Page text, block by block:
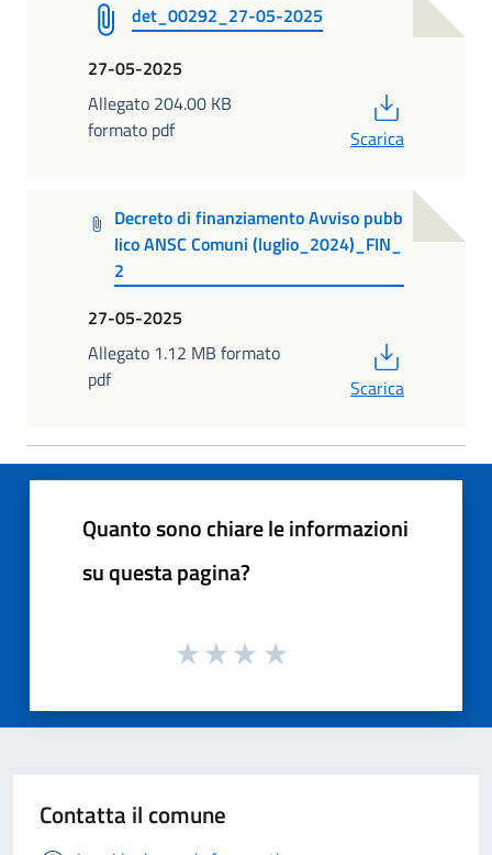
det_00292_27-05-2025
27-05-2025
Allegato 204.00 KB
formato pdf
Scarica
Decreto di finanziamento Avviso pubb
lico ANSC Comuni (luglio_2024)_FIN_
2
27-05-2025
Allegato 1.12 MB formato
pdf
Scarica
Quanto sono chiare le informazioni
su questa pagina?
Contatta il comune